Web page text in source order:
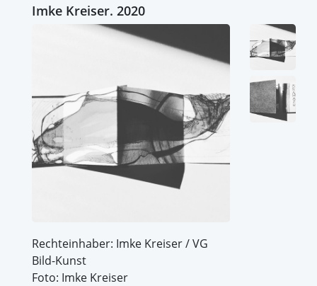
Imke Kreiser. 2020
Rechteinhaber: Imke Kreiser / VG
Bild-Kunst
Foto: Imke Kreiser